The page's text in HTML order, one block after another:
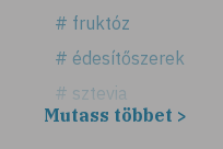
# fruktóz
# édesítőszerek
# sztevia
# fogadalom
Mutass többet >